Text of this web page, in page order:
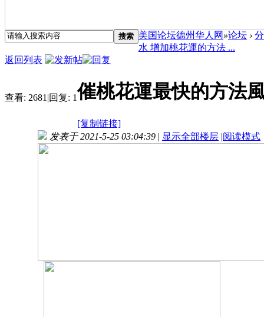
搜索 美国论坛德州华人网 »论坛 ›
水 增加桃花運的方法 ...
返回列表
查看: 2681 |回复: 1催桃花運最快的方法
[复制链接]
发表于 2021-5-25 03:04:39 | 显示全部楼层 |阅读模式